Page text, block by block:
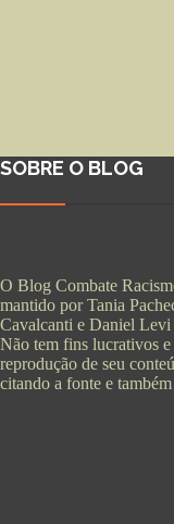
SOBRE O BLOG
O Blog Combate
mantido por Tania
Cavalcanti e Daniel Levi
Não tem fins lucrativos
reprodução de seu
citando a fonte e